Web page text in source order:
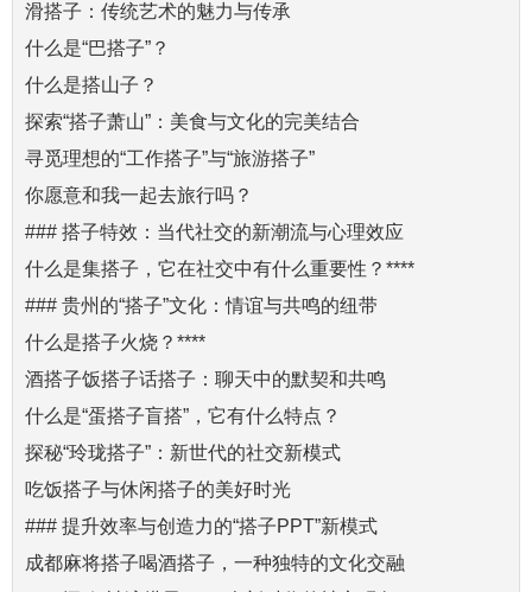
滑搭子：传统艺术的魅力与传承
什么是“巴搭子”？
什么是搭山子？
探索“搭子萧山”：美食与文化的完美结合
寻觅理想的“工作搭子”与“旅游搭子”
你愿意和我一起去旅行吗？
### 搭子特效：当代社交的新潮流与心理效应
什么是集搭子，它在社交中有什么重要性？****
### 贵州的“搭子”文化：情谊与共鸣的纽带
什么是搭子火烧？****
酒搭子饭搭子话搭子：聊天中的默契和共鸣
什么是“蛋搭子盲搭”，它有什么特点？
探秘“玲珑搭子”：新世代的社交新模式
吃饭搭子与休闲搭子的美好时光
### 提升效率与创造力的“搭子PPT”新模式
成都麻将搭子喝酒搭子，一种独特的文化交融